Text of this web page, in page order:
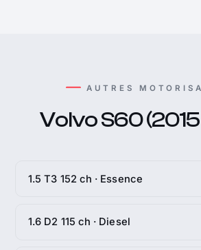
AUTRES
Volvo S60
1.5 T3 152 ch · Essence
1.6 D2 115 ch · Diesel